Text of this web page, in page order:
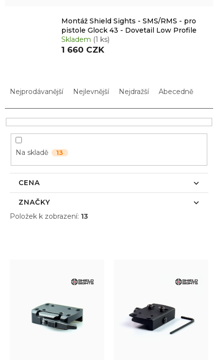
Montáž Shield Sights - SMS/RMS - pro
pistole Glock 43 - Dovetail Low Profile
Skladem (1 ks)
1 660 CZK
a
e
n
o
d
ů
Nejprodávanější Nejlevnější Nejdražší Abecedně
Na skladě 13
CENA
ZNAČKY
Položek k zobrazení: 13